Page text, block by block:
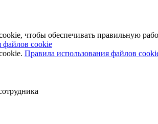
чтобы обеспечивать правильную
файлов cookie
Правила использования файлов